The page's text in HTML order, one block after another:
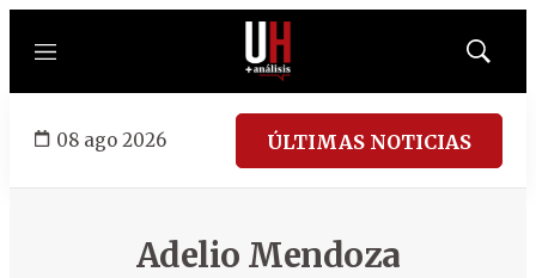
Menú
Mostrar
08 ago 2026 ÚLTIMAS NOTICIAS
Adelio Mendoza